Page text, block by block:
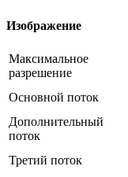
Изображение
Максимальное
разрешение
Основной поток
Дополнительный
поток
Третий поток